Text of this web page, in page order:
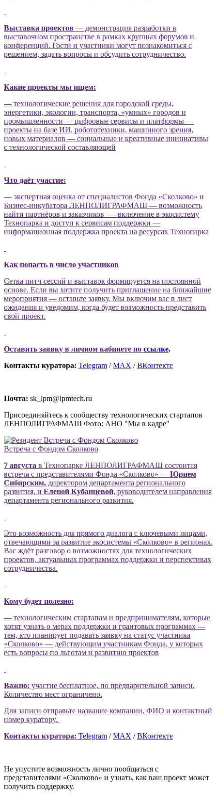
Выставка проектов — демонстрация разработки в
выставочном пространстве в рамках крупных форумов и
конференций. Гости и участники могут познакомиться с
решением, задать вопросы и обсудить сотрудничество.
Какие проекты мы ищем:
— технологические решения для городской среды,
энергетики, экологии, транспорта, «умных» городов и
промышленности — цифровые сервисы и платформы —
проекты на базе ИИ, робототехники, машинного зрения,
новых материалов — социальные и креативные инициативы
с технологической составляющей
Что даёт участие:
— экспертная оценка от специалистов Фонда «Сколково» и
Бизнес-инкубатора ЛЕНПОЛИГРАФМАШ — возможность
найти партнёров и заказчиков — включение в экосистему
Технопарка и доступ к сервисам поддержки —
информационная поддержка проекта на ресурсах Технопарка
Как попасть в число участников
Сетка питч-сессий и выставок формируется на постоянной
основе. Если вы хотите получить приглашение на ближайшие
мероприятия — оставьте заявку. Мы включим вас в лист
ожидания и уведомим, когда будет возможность представить
свой проект.
Оставить заявку в личном кабинете по ссылке.
Контакты куратора: Telegram /MAX /ВКонтекте
Почта: sk_lpm@lpmtech.ru
Присоединяйтесь к сообществу технологических стартапов
ЛЕНПОЛИГРАФМАШ Фото: АНО "Мы в кадре"
Встреча с Фондом Сколково
7 августа в Технопарке ЛЕНПОЛИГРАФМАШ состоится
встреча с представителями Фонда «Сколково» — Юрием
Сибирским, директором департамента регионального
развития, и Еленой Кубанцевой, руководителем направления
департамента регионального развития.
Это возможность для прямого диалога с ключевыми лицами,
отвечающими за развитие экосистемы «Сколково» в регионах.
Вас ждёт разговор о возможностях для технологических
проектов, актуальных программах поддержки и перспективах
сотрудничества.
Кому будет полезно:
— технологическим стартапам и предпринимателям, которые
хотят узнать о мерах поддержки и грантовых программах —
тем, кто планирует подавать заявку на статус участника
«Сколково» — действующим участникам Фонда, у которых
есть вопросы по льготам и развитию проектов
Важно: участие бесплатное, по предварительной записи.
Количество мест ограничено.
Для записи отправьте название компании, ФИО и контактный
номер куратору.
Контакты куратора: Telegram /MAX /ВКонтекте
Не упустите возможность лично пообщаться с
представителями «Сколково» и узнать, как ваш проект может
получить поддержку.